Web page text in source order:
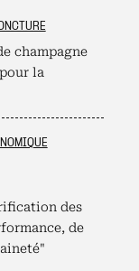
champagne
la
des
de